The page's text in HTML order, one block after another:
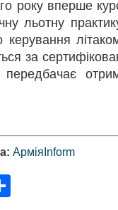
року вперше
льотну
керування
за
АрміяInform